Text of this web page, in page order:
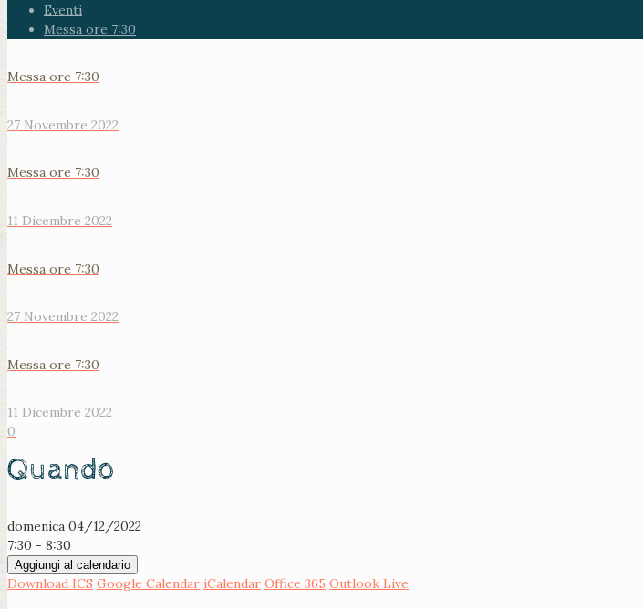
Eventi
Messa ore 7:30
Messa ore 7:30
27 Novembre 2022
Messa ore 7:30
11 Dicembre 2022
Messa ore 7:30
27 Novembre 2022
Messa ore 7:30
11 Dicembre 2022
0
Quando
domenica 04/12/2022
7:30 - 8:30
Aggiungi al calendario
Download ICS Google Calendar iCalendar Office 365 Outlook Live